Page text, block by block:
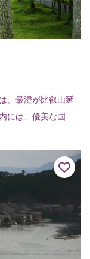
、最澄が比叡山延
には、優美な国宝